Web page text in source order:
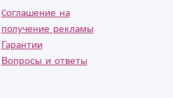
Cоглашение на
получение рекламы
Гарантии
Вопросы и ответы